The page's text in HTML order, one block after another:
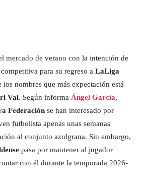
mercado de verano con la intención de
para su regreso a LaLiga
los nombres que más expectación está
Val. Según informa Ángel García,
Federación se han interesado por
futbolista apenas unas semanas
al conjunto azulgrana. Sin embargo,
pasa por mantener al jugador
con él durante la temporada 2026-